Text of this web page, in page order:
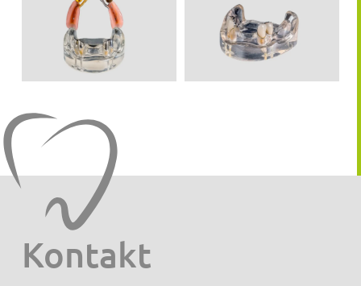
Kontakt